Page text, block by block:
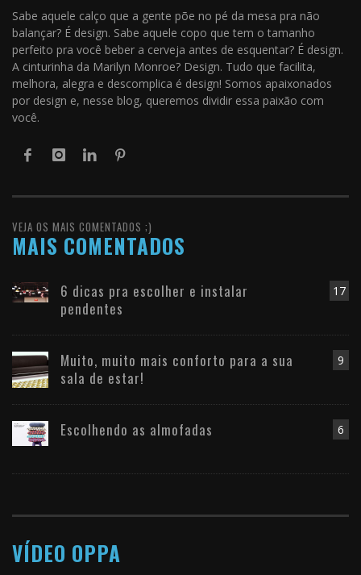
Sabe aquele calço que a gente põe no pé da mesa pra não
balançar? É design. Sabe aquele copo que tem o tamanho
perfeito pra você beber a cerveja antes de esquentar? É design.
A cinturinha da Marilyn Monroe? Design. Tudo que facilita,
melhora, alegra e descomplica é design! Somos apaixonados
por design e, nesse blog, queremos dividir essa paixão com
você.
VEJA OS MAIS COMENTADOS ;)
MAIS COMENTADOS
17
6 dicas pra escolher e instalar
pendentes
9
Muito, muito mais conforto para a sua
sala de estar!
6
Escolhendo as almofadas
VÍDEO OPPA